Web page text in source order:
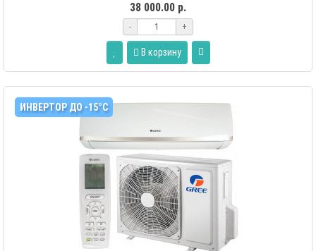
38 000.00 р.
- +
В корзину
ИНВЕРТОР ДО -15°С